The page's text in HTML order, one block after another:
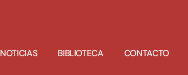
NOTICIAS BIBLIOTECA CONTACTO